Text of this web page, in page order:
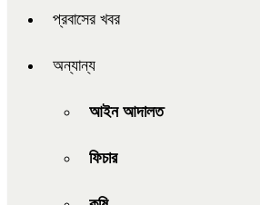
প্রবাসের খবর
অন্যান্য
আইন আদালত
ফিচার